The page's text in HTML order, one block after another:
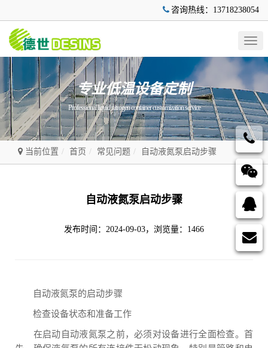
咨询热线：13718238054
专业低温设备定制
Professional liquid nitrogen container customization service
当前位置 首页 常见问题 自动液氮泵启动步骤
自动液氮泵启动步骤
发布时间：2024-09-03，浏览量：1466
自动液氮泵的启动步骤
检查设备状态和准备工作
在启动自动液氮泵之前，必须对设备进行全面检查。首